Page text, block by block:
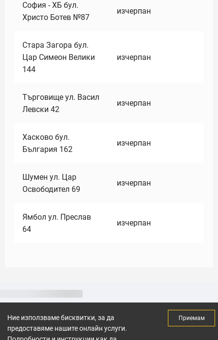
София - ХБ бул.
Христо Ботев №87
изчерпан
Стара Загора бул.
Цар Симеон Велики
144
изчерпан
Търговище ул. Васил
Левски 42
изчерпан
Хасково бул.
България 162
изчерпан
Шумен ул. Цар
Освободител 69
изчерпан
Ямбол ул. Преслав
64
изчерпан
Ние използваме бисквитки, за да
предоставяме нашите онлайн услуги.
Приемам